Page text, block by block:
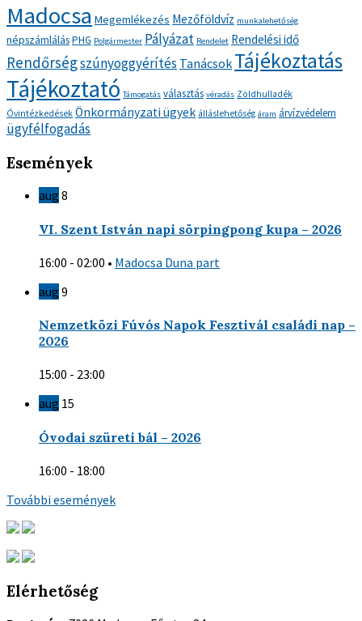
Madocsa Megemlékezés Mezőföldvíz munkalehetőség
népszámlálásPHG Polgármester Pályázat Rendelet Rendelési idő
Rendőrségszúnyoggyérítés Tanácsok Tájékoztatás
Tájékoztató Támogatás választás véradás Zöldhulladék
Óvintézkedések Önkormányzati ügyek álláslehetőség áram árvízvédelem
ügyfélfogadás
Események
aug 8
VI. Szent István napi sörpingpong kupa – 2026
16:00 - 02:00 • Madocsa Duna part
aug 9
Nemzetközi Fúvós Napok Fesztivál családi nap –
2026
15:00 - 23:00
aug 15
Óvodai szüreti bál – 2026
16:00 - 18:00
További események
Elérhetőség